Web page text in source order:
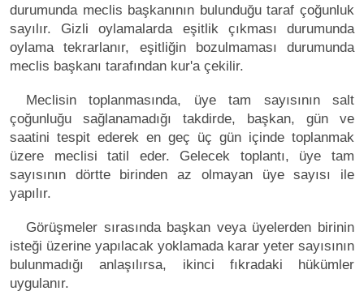
durumunda meclis başkanının bulunduğu taraf çoğunluk
sayılır. Gizli oylamalarda eşitlik çıkması durumunda
oylama tekrarlanır, eşitliğin bozulmaması durumunda
meclis başkanı tarafından kur'a çekilir.
Meclisin toplanmasında, üye tam sayısının salt
çoğunluğu sağlanamadığı takdirde, başkan, gün ve
saatini tespit ederek en geç üç gün içinde toplanmak
üzere meclisi tatil eder. Gelecek toplantı, üye tam
sayısının dörtte birinden az olmayan üye sayısı ile
yapılır.
Görüşmeler sırasında başkan veya üyelerden birinin
isteği üzerine yapılacak yoklamada karar yeter sayısının
bulunmadığı anlaşılırsa, ikinci fıkradaki hükümler
uygulanır.